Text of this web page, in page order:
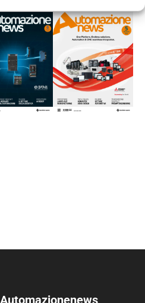
Automazionenews